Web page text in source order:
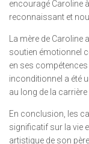
encouragé Caroline
reconnaissant et
La mère de Caroline
soutien émotionnel
en ses
inconditionnel a été
au long de la carrière
En conclusion, les
significatif sur la vie
artistique de son